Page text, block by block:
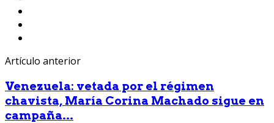
Artículo anterior
Venezuela: vetada por el régimen
chavista, María Corina Machado sigue en
campaña...